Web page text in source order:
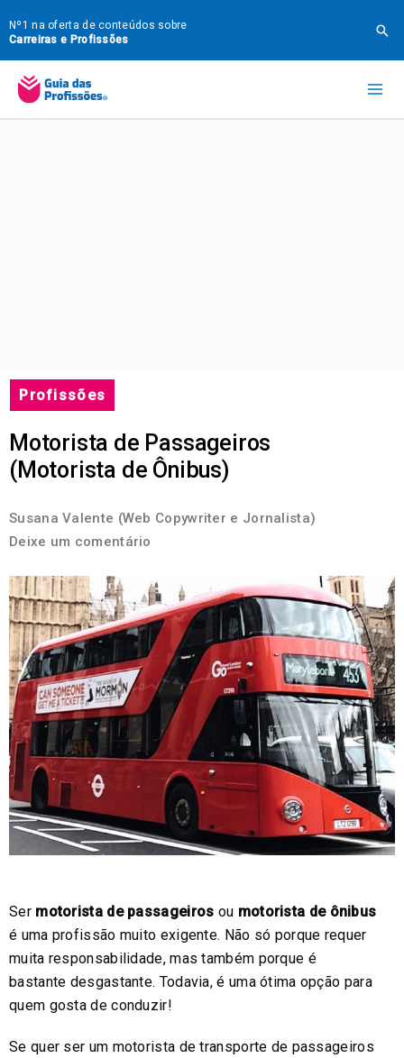
para
o
conteúdo
Nº1 na oferta de conteúdos sobre
Carreiras e Profissões
Profissões
Motorista de Passageiros
(Motorista de Ônibus)
Susana Valente (Web Copywriter e Jornalista)
Deixe um comentário
Ser motorista de passageiros ou motorista de ônibus
é uma profissão muito exigente. Não só porque requer
muita responsabilidade, mas também porque é
bastante desgastante. Todavia, é uma ótima opção para
quem gosta de conduzir!
Se quer ser um motorista de transporte de passageiros